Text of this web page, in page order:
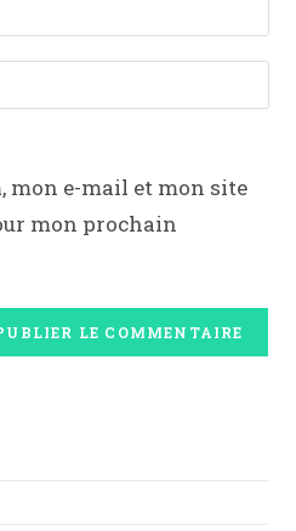
mon e-mail et mon site
mon prochain